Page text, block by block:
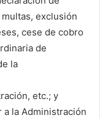
exclusión
cese de cobro
de
la
etc.; y
a la Administración